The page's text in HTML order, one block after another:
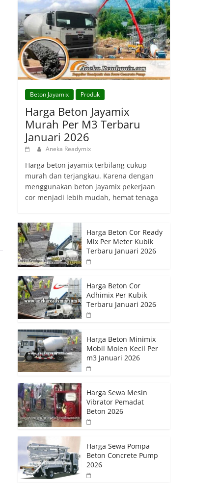
Beton Jayamix Produk
Harga Beton Jayamix
Murah Per M3 Terbaru
Januari 2026
Aneka Readymix
Harga beton jayamix terbilang cukup
murah dan terjangkau. Karena dengan
menggunakan beton jayamix pekerjaan
cor menjadi lebih mudah, hemat tenaga
Harga Beton Cor Ready
Mix Per Meter Kubik
Terbaru Januari 2026
Harga Beton Cor
Adhimix Per Kubik
Terbaru Januari 2026
Harga Beton Minimix
Mobil Molen Kecil Per
m3 Januari 2026
Harga Sewa Mesin
Vibrator Pemadat
Beton 2026
Harga Sewa Pompa
Beton Concrete Pump
2026